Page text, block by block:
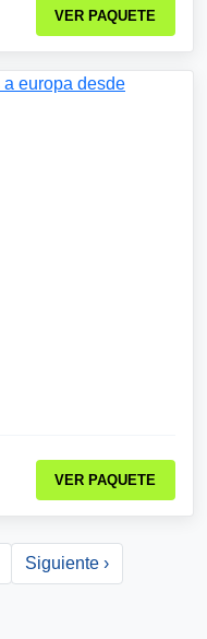
VER PAQUETE
VER PAQUETE
Siguiente ›